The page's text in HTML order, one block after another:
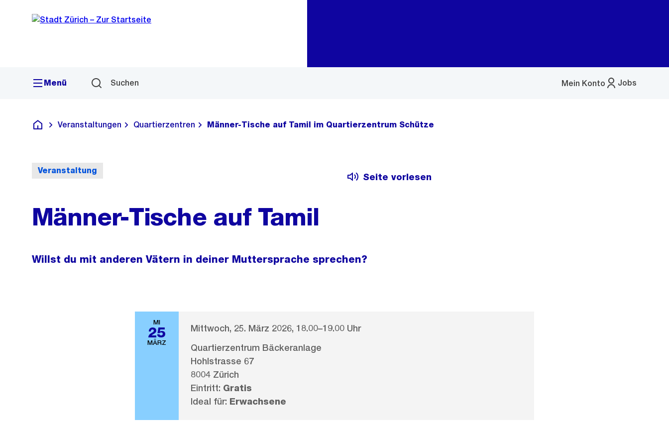
Navigation
Sprunglink
Menü Suchen Jobs
Mein Konto
Menü
Deutsch
Veranstaltungen Quartierzentren Männer-Tische auf Tamil im Quartierzentrum Schütze
Veranstaltung
Seite vorlesen
Männer-Tische auf Tamil
Willst du mit anderen Vätern in deiner Muttersprache sprechen?
MI
25
MÄRZ
Mittwoch, 25. März 2026, 18.00–19.00 Uhr
Quartierzentrum Bäckeranlage
Hohlstrasse 67
8004 Zürich
Eintritt: Gratis
Ideal für: Erwachsene